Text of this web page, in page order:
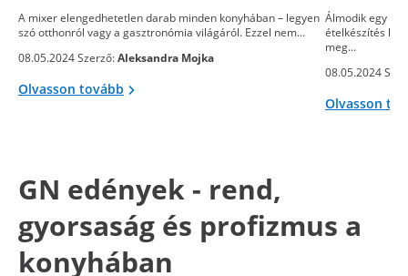
A mixer elengedhetetlen darab minden konyhában – legyen
szó otthonról vagy a gasztronómia világáról. Ezzel nem…
08.05.2024 Szerző:Aleksandra Mojka
Olvasson tovább
Álmodik egy
ételkészítés
meg…
08.05.2024
Olvasson
GN edények - rend,
gyorsaság és profizmus a
konyhában